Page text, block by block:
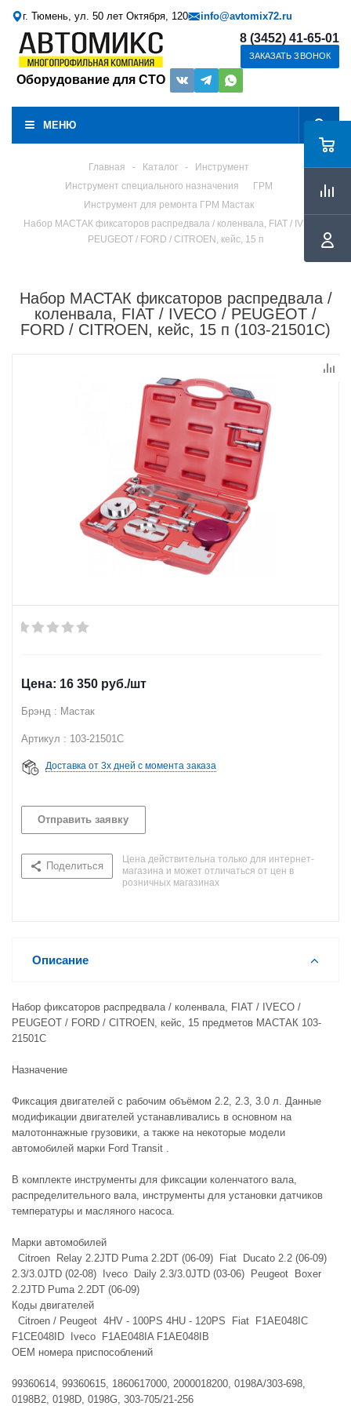
г. Тюмень, ул. 50 лет Октября, 120 info@avtomix72.ru
Оборудование для СТО
8 (3452) 41-65-01
ЗАКАЗАТЬ ЗВОНОК
МЕНЮ
Главная - Каталог -
Инструмент
Инструмент специального назначения
ГРМ
Инструмент для ремонта ГРМ Мастак
Набор МАСТАК фиксаторов распредвала / коленвала, FIAT / IVECO /
PEUGEOT / FORD / CITROEN, кейс, 15 п
Набор МАСТАК фиксаторов распредвала /
коленвала, FIAT / IVECO / PEUGEOT /
FORD / CITROEN, кейс, 15 п (103-21501C)
16 350 руб./шт
Брэнд : Мастак
Артикул : 103-21501C
Доставка от 3х дней с момента заказа
Отправить заявку
Поделиться
Цена действительна только для интернет-
магазина и может отличаться от цен в
розничных магазинах
Описание
Набор фиксаторов распредвала / коленвала, FIAT / IVECO /
PEUGEOT / FORD / CITROEN, кейс, 15 предметов МАСТАК 103-
21501C
Назначение
Фиксация двигателей с рабочим объёмом 2.2, 2.3, 3.0 л. Данные
модификации двигателей устанавливались в основном на
малотоннажные грузовики, а также на некоторые модели
автомобилей марки Ford Transit .
В комплекте инструменты для фиксации коленчатого вала,
распределительного вала, инструменты для установки датчиков
температуры и масляного насоса.
Марки автомобилей
Citroen Relay 2.2JTD Puma 2.2DT (06-09) Fiat Ducato 2.2 (06-09)
2.3/3.0JTD (02-08) Iveco Daily 2.3/3.0JTD (03-06) Peugeot Boxer
2.2JTD Puma 2.2DT (06-09)
Коды двигателей
Citroen / Peugeot 4HV - 100PS 4HU - 120PS Fiat F1AE048IC
F1CE048ID Iveco F1AE048IA F1AE048IB
ОЕМ номера приспособлений
99360614, 99360615, 1860617000, 2000018200, 0198A/303-698,
0198B2, 0198D, 0198G, 303-705/21-256